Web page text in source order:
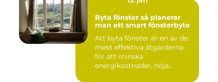
Byta fönster så planerar
man ett smart fönsterbyte
Att byta fönster är en av de
mest effektiva åtgärderna
för att minska
energikostnader, höja